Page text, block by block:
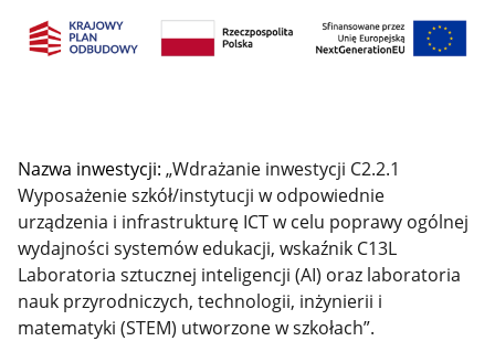
Nazwa inwestycji: „Wdrażanie inwestycji C2.2.1
Wyposażenie szkół/instytucji w odpowiednie
urządzenia i infrastrukturę ICT w celu poprawy ogólnej
wydajności systemów edukacji, wskaźnik C13L
Laboratoria sztucznej inteligencji (AI) oraz laboratoria
nauk przyrodniczych, technologii, inżynierii i
matematyki (STEM) utworzone w szkołach”.